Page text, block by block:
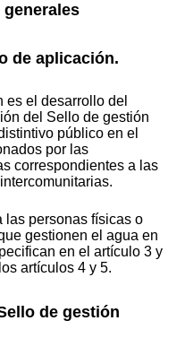
de aplicación.
es el desarrollo del
del Sello de gestión
público en el
por las
correspondientes a las
las personas físicas o
gestionen el agua en
en el artículo 3 y
artículos 4 y 5.
de gestión